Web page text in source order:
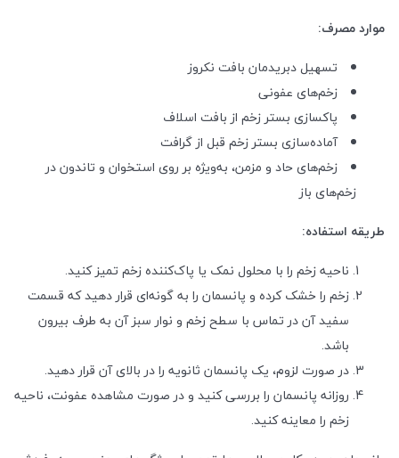
موارد مصرف:
تسهیل دبریدمان بافت نکروز
زخم‌های عفونی
پاکسازی بستر زخم از بافت اسلاف
آماده‌سازی بستر زخم قبل از گرافت
زخم‌های حاد و مزمن، به‌ویژه بر روی استخوان و تاندون در
زخم‌های باز
طریقه استفاده:
ناحیه زخم را با محلول نمک یا پاک‌کننده زخم تمیز کنید.
زخم را خشک کرده و پانسمان را به گونه‌ای قرار دهید که قسمت
سفید آن در تماس با سطح زخم و نوار سبز آن به طرف بیرون
باشد.
در صورت لزوم، یک پانسمان ثانویه را در بالای آن قرار دهید.
روزانه پانسمان را بررسی کنید و در صورت مشاهده عفونت، ناحیه
زخم را معاینه کنید.